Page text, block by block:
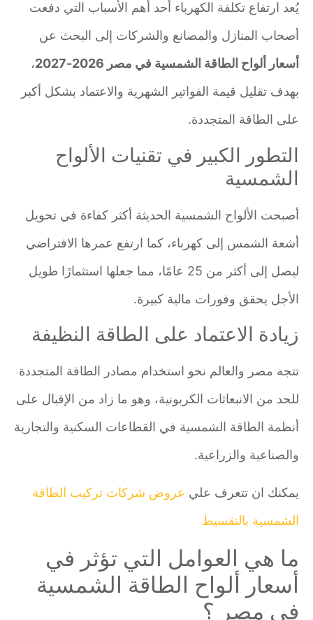
يُعد ارتفاع تكلفة الكهرباء أحد أهم الأسباب التي دفعت
أصحاب المنازل والمصانع والشركات إلى البحث عن
أسعار ألواح الطاقة الشمسية في مصر 2026-2027
،
بهدف تقليل قيمة الفواتير الشهرية والاعتماد بشكل أكبر
على الطاقة المتجددة.
التطور الكبير في تقنيات الألواح
الشمسية
أصبحت الألواح الشمسية الحديثة أكثر كفاءة في تحويل
أشعة الشمس إلى كهرباء، كما ارتفع عمرها الافتراضي
ليصل إلى أكثر من 25 عامًا، مما جعلها استثمارًا طويل
الأجل يحقق وفورات مالية كبيرة.
زيادة الاعتماد على الطاقة النظيفة
تتجه مصر والعالم نحو استخدام مصادر الطاقة المتجددة
للحد من الانبعاثات الكربونية، وهو ما زاد من الإقبال على
أنظمة الطاقة الشمسية في القطاعات السكنية والتجارية
والصناعية والزراعية.
يمكنك ان تتعرف عليعروض شركات تركيب الطاقة
الشمسية بالتقسيط
ما هي العوامل التي تؤثر في
أسعار ألواح الطاقة الشمسية
في مصر ؟